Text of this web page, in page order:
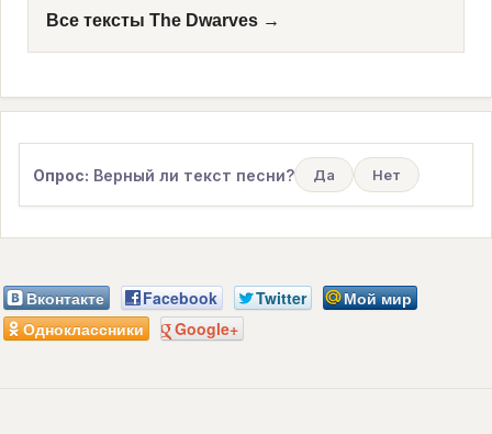
Все тексты The Dwarves →
Опрос: Верный ли текст песни? Да Нет
Вконтакте Facebook Twitter
Мой мир
Одноклассники
Google+